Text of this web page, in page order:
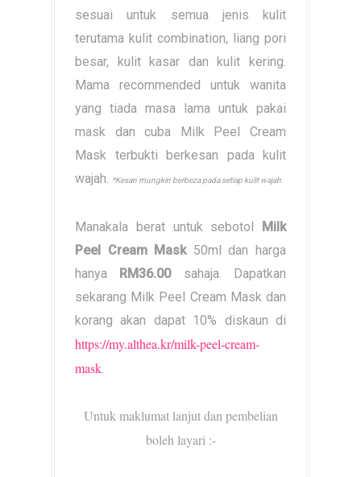
sesuai untuk semua jenis kulit
terutama kulit combination, liang pori
besar, kulit kasar dan kulit kering.
Mama recommended untuk wanita
yang tiada masa lama untuk pakai
mask dan cuba Milk Peel Cream
Mask terbukti berkesan pada kulit
wajah.
*Kesan mungkin berbeza pada setiap kulit wajah.
Manakala berat untuk sebotol
Milk
Peel Cream Mask50ml dan harga
hanya RM36.00sahaja. Dapatkan
sekarang Milk Peel Cream Mask dan
korang akan dapat 10% diskaun di
https://my.althea.kr/milk-peel-cream-
mask
Untuk maklumat lanjut dan pembelian
boleh layari :-